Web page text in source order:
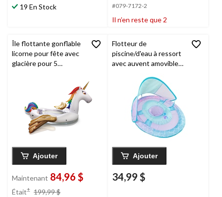
19 En Stock #079-7172-2
Il n’en reste que 2
Île flottante gonflable
licorne pour fête avec
glacière pour 5
Ajouter
Maintenant 84,96 $
Était± 199,99 $
Flotteur de
piscine/d'eau à ressort
avec auvent amovible
motif de requin, 9 à 24
Ajouter
34,99 $